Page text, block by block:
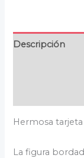
Descripción
Hermosa
La figura